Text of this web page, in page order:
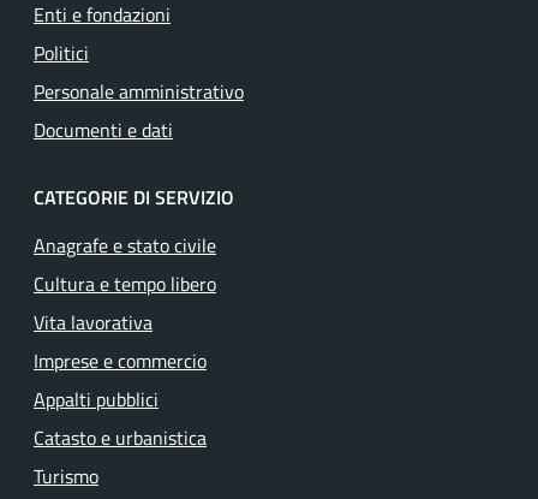
Enti e fondazioni
Politici
Personale amministrativo
Documenti e dati
CATEGORIE DI SERVIZIO
Anagrafe e stato civile
Cultura e tempo libero
Vita lavorativa
Imprese e commercio
Appalti pubblici
Catasto e urbanistica
Turismo